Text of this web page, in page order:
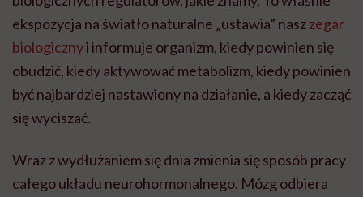
ekspozycja na światło naturalne „ustawia” naszzegar
biologicznyi informuje organizm, kiedy powinien się
obudzić, kiedy aktywować metabolizm, kiedy powinien
być najbardziej nastawiony na działanie, a kiedy zacząć
się wyciszać.
Wraz z wydłużaniem się dnia zmienia się sposób pracy
całego układu neurohormonalnego. Mózg odbiera